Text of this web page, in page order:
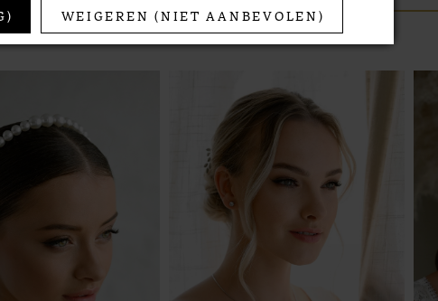
WEIGEREN (NIET AANBEVOLEN)